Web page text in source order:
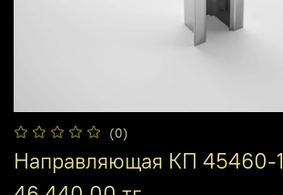
(0)
Направляющая КП 45460-1